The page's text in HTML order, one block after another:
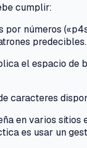
cumplir:
números
predecibles.
el espacio de
caracteres
en varios sitios
es usar un